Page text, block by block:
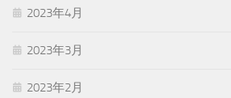
2023年4月
2023年3月
2023年2月